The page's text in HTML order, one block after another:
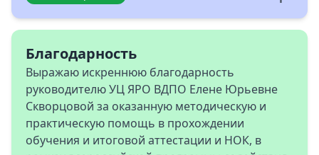
Благодарность
Выражаю искреннюю благодарность
руководителю УЦ ЯРО ВДПО Елене Юрьевне
Скворцовой за оказанную методическую и
практическую помощь в прохождении
обучения и итоговой аттестации и НОК, в